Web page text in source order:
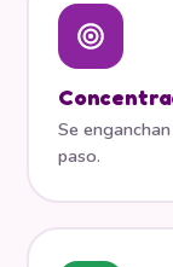
Se
paso.